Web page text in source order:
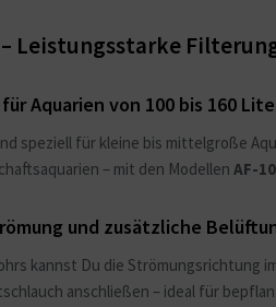
Leistungsstarke
Aquarien von 100 bis 160
speziell für kleine bis mittelgroße
– mit den Modellen AF-
und zusätzliche
kannst Du die
anschließen – ideal für